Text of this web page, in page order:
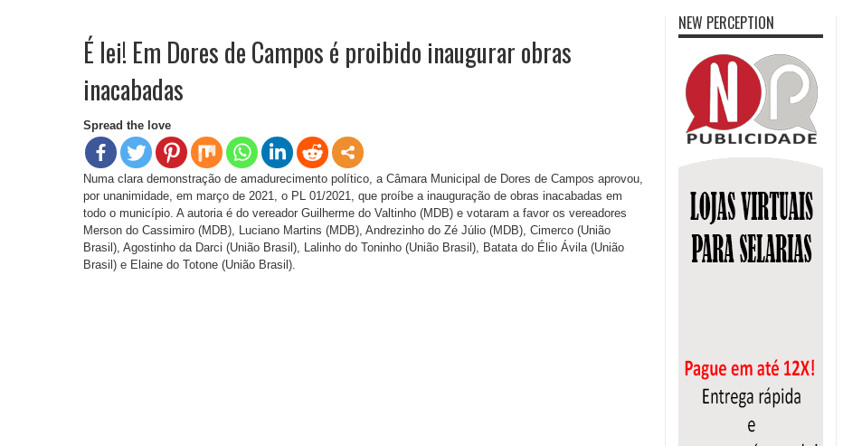
É lei! Em Dores de Campos é proibido inaugurar obras
inacabadas
Spread the love
Numa clara demonstração de amadurecimento político, a Câmara Municipal de Dores de Campos aprovou,
por unanimidade, em março de 2021, o PL 01/2021, que proíbe a inauguração de obras inacabadas em
todo o município. A autoria é do vereador Guilherme do Valtinho (MDB) e votaram a favor os vereadores
Merson do Cassimiro (MDB), Luciano Martins (MDB), Andrezinho do Zé Júlio (MDB), Cimerco (União
Brasil), Agostinho da Darci (União Brasil), Lalinho do Toninho (União Brasil), Batata do Élio Ávila (União
Brasil) e Elaine do Totone (União Brasil).
NEW PERCEPTION